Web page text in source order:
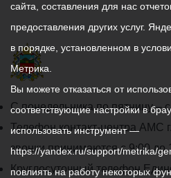
График
работы
администрации
местного
С понедельника по пятницу –
Телефон контакт-центра АМС
звонки принимаются с 9:00 до
Круглосуточный телефон
сайта, составления для нас
предоставления других услуг.
в порядке, установленном в
Метрика.
Вы можете отказаться от
соответствующие настройки в
использовать инструмент —
https://yandex.ru/support/metrika/
повлиять на работу некоторых